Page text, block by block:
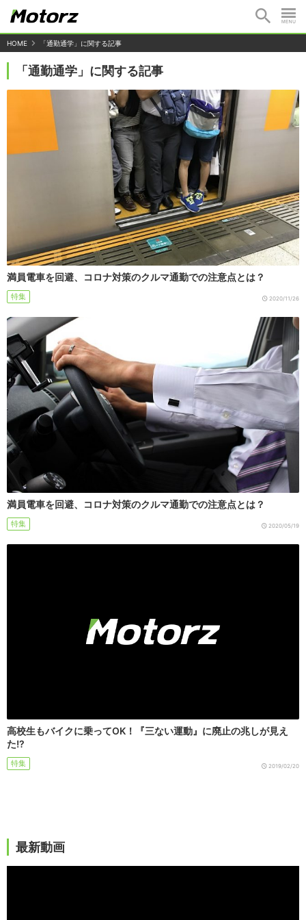
HOME 「通勤通学」に関する記事
「通勤通学」に関する記事
満員電車を回避、コロナ対策のクルマ通勤での注意点とは？
特集 2020/11/26
満員電車を回避、コロナ対策のクルマ通勤での注意点とは？
特集 2020/05/19
高校生もバイクに乗ってOK！『三ない運動』に廃止の兆しが見え
た!?
特集 2019/02/20
最新動画